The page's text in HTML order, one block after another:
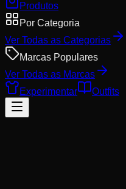
Produtos
Por Categoria
Ver Todas as Categorias
Marcas Populares
Ver Todas as Marcas
Experimentar
Outfits